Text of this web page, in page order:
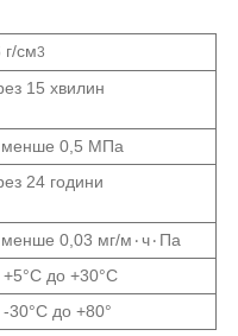
г/см3
15 хвилин
менше 0,5 МПа
24 години
не менше 0,03 мг/м٠ч٠Па
+5°С до +30°С
-30°С до +80°